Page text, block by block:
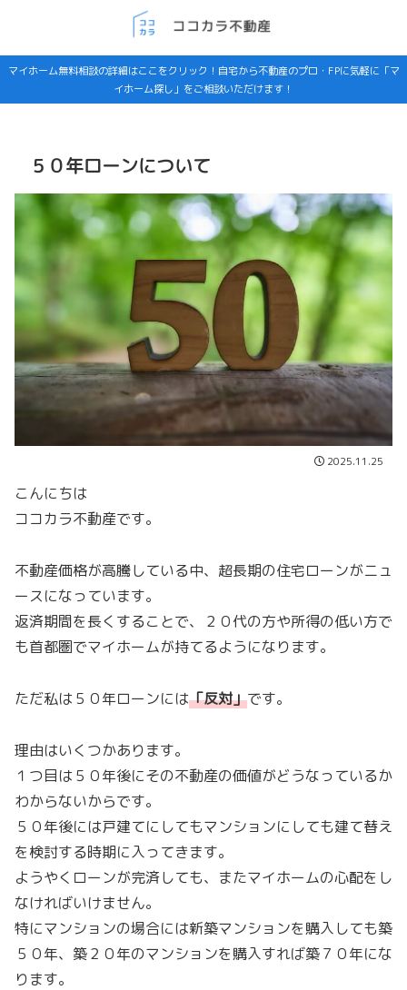
マイホーム無料相談の詳細はここをクリック！自宅から不動産のプロ・FPに気軽に「マ
イホーム探し」をご相談いただけます！
５０年ローンについて
2025.11.25
こんにちは
ココカラ不動産です。
不動産価格が高騰している中、超長期の住宅ローンがニュ
ースになっています。
返済期間を長くすることで、２０代の方や所得の低い方で
も首都圏でマイホームが持てるようになります。
ただ私は５０年ローンには「反対」です。
理由はいくつかあります。
１つ目は５０年後にその不動産の価値がどうなっているか
わからないからです。
５０年後には戸建てにしてもマンションにしても建て替え
を検討する時期に入ってきます。
ようやくローンが完済しても、またマイホームの心配をし
なければいけません。
特にマンションの場合には新築マンションを購入しても築
５０年、築２０年のマンションを購入すれば築７０年にな
ります。